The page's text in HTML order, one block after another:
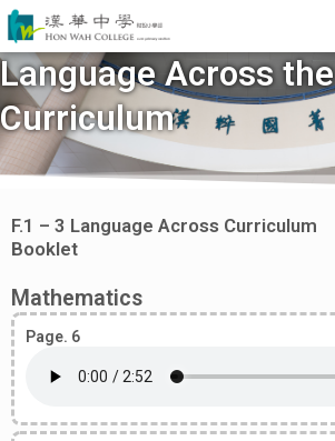
Language Across the
Curriculum
F.1 – 3 Language Across Curriculum
Booklet
Mathematics
Page. 6